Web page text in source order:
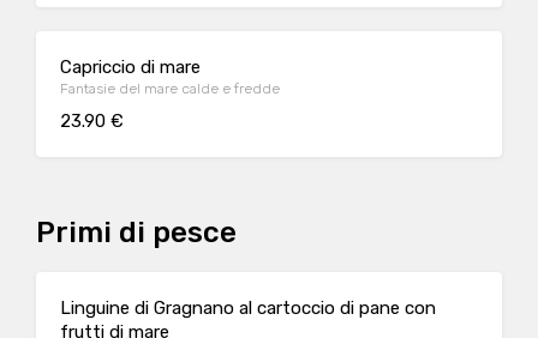
Capriccio di mare
Fantasie del mare calde e fredde
23.90 €
Primi di pesce
Linguine di Gragnano al cartoccio di pane con
frutti di mare